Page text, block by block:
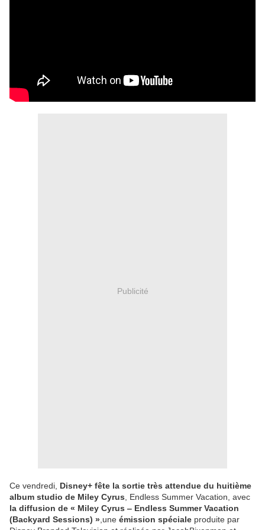
Publicité
Ce vendredi, Disney+ fête la sortie très attendue du huitième
album studio de Miley Cyrus , Endless Summer Vacation, avec
la diffusion de « Miley Cyrus ‒ Endless Summer Vacation
(Backyard Sessions) » ,une émission spéciale produite par